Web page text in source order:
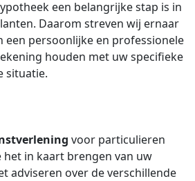
een belangrijke stap is in
Daarom streven wij ernaar
een persoonlijke en professionele
houden met uw specifieke
situatie.
voor particulieren
in kaart brengen van uw
adviseren over de verschillende